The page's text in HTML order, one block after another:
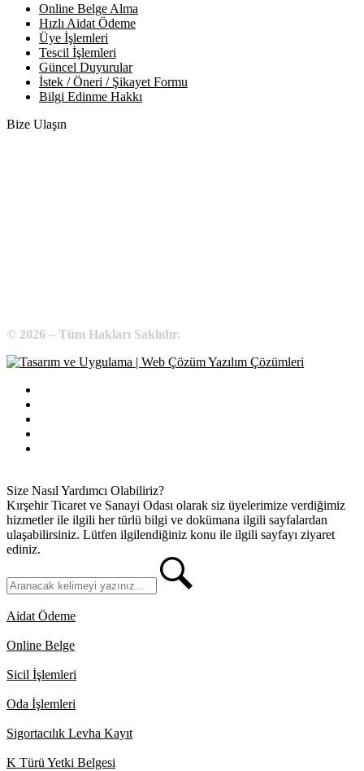
Online Belge Alma
Hızlı Aidat Ödeme
Üye İşlemleri
Tescil İşlemleri
Güncel Duyurular
İstek / Öneri / Şikayet Formu
Bilgi Edinme Hakkı
Bize Ulaşın
© 2026 – Tüm Hakları Saklıdır.
Size Nasıl Yardımcı Olabiliriz?
Kırşehir Ticaret ve Sanayi Odası olarak siz üyelerimize verdiğimiz
hizmetler ile ilgili her türlü bilgi ve dokümana ilgili sayfalardan
ulaşabilirsiniz. Lütfen ilgilendiğiniz konu ile ilgili sayfayı ziyaret
ediniz.
Aidat Ödeme
Online Belge
Sicil İşlemleri
Oda İşlemleri
Sigortacılık Levha Kayıt
K Türü Yetki Belgesi